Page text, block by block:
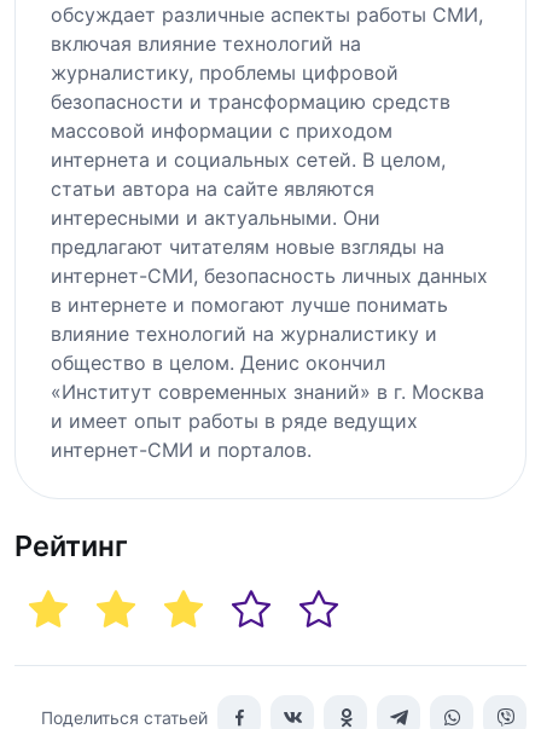
обсуждает различные аспекты работы СМИ,
включая влияние технологий на
журналистику, проблемы цифровой
безопасности и трансформацию средств
массовой информации с приходом
интернета и социальных сетей. В целом,
статьи автора на сайте являются
интересными и актуальными. Они
предлагают читателям новые взгляды на
интернет-СМИ, безопасность личных данных
в интернете и помогают лучше понимать
влияние технологий на журналистику и
общество в целом. Денис окончил
«Институт современных знаний» в г. Москва
и имеет опыт работы в ряде ведущих
интернет-СМИ и порталов.
Рейтинг
Поделиться статьей